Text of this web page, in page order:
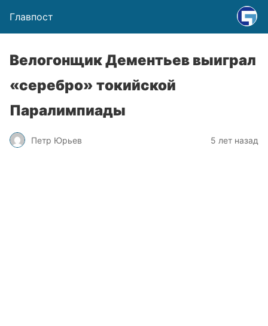
Главпост
Велогонщик Дементьев выиграл
«серебро» токийской
Паралимпиады
Петр Юрьев 5 лет назад